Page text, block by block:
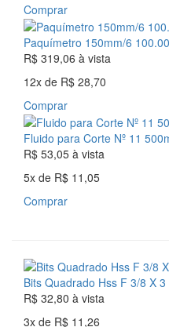
Comprar
Paquímetro 150mm/6
R$ 319,06 à vista
12x de R$ 28,70
Comprar
Fluido para Corte Nº 11
R$ 53,05 à vista
5x de R$ 11,05
Comprar
Bits Quadrado Hss F 3/8 X
R$ 32,80 à vista
3x de R$ 11,26